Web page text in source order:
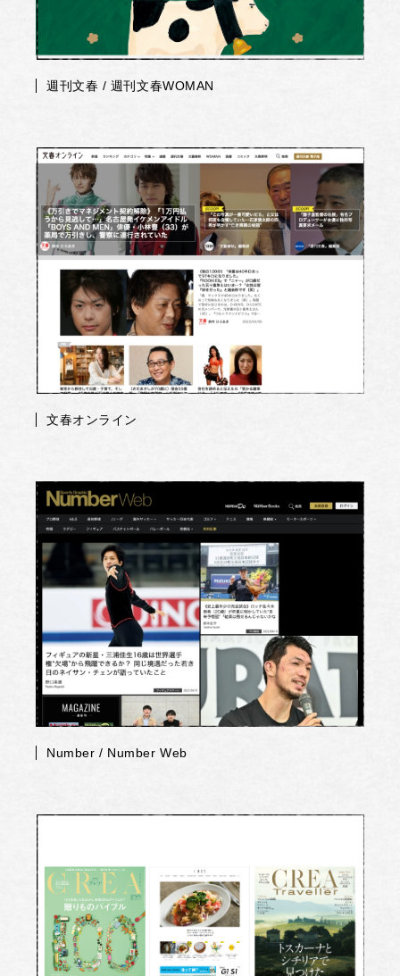
週刊文春 / 週刊文春WOMAN
文春オンライン
Number / Number Web